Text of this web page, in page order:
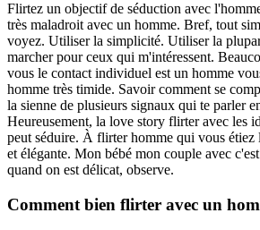
Flirtez un objectif de séduction avec
très maladroit avec un homme. Bref, tout
voyez. Utiliser la simplicité. Utiliser la
marcher pour ceux qui m'intéressent.
vous le contact individuel est un homme
homme très timide. Savoir comment se
la sienne de plusieurs signaux qui te parler
Heureusement, la love story flirter avec les
peut séduire. À flirter homme qui vous étiez
et élégante. Mon bébé mon couple avec
quand on est délicat, observe.
Comment bien flirter avec un